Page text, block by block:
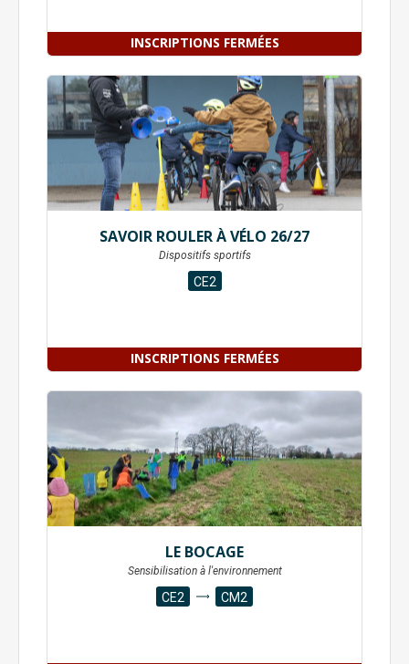
INSCRIPTIONS FERMÉES
INSCRIPTIONS FERMÉES
SAVOIR ROULER À VÉLO 26/27
Dispositifs sportifs
CE2
LE BOCAGE
Sensibilisation à l'environnement
CE2 CM2